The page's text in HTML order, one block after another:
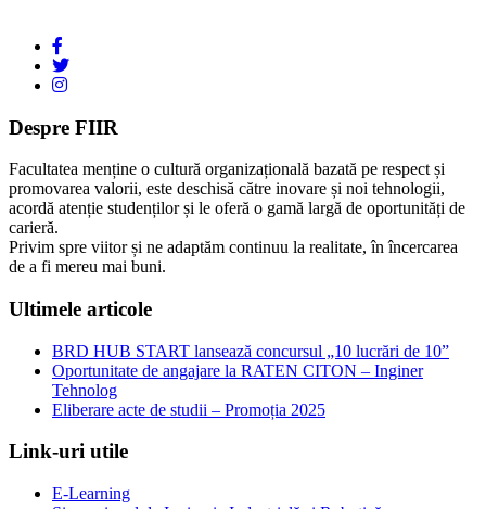
Despre FIIR
Facultatea menține o cultură organizațională bazată pe respect și
promovarea valorii, este deschisă către inovare și noi tehnologii,
acordă atenție studenților și le oferă o gamă largă de oportunități de
carieră.
Privim spre viitor și ne adaptăm continuu la realitate, în încercarea
de a fi mereu mai buni.
Ultimele articole
BRD HUB START lansează concursul „10 lucrări de 10”
Oportunitate de angajare la RATEN CITON – Inginer
Tehnolog
Eliberare acte de studii – Promoția 2025
Link-uri utile
E-Learning